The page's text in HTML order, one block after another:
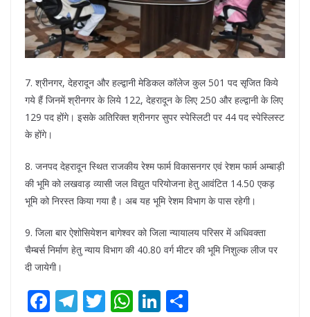
7. श्रीनगर, देहरादून और हल्द्वानी मेडिकल कॉलेज कुल 501 पद सृजित किये
गये हैं जिनमें श्रीनगर के लिये 122, देहरादून के लिए 250 और हल्द्वानी के लिए
129 पद होंगे। इसके अतिरिक्त श्रीनगर सुपर स्पेस्लिटी पर 44 पद स्पेस्लिस्ट
के होंगे।
8. जनपद देहरादून स्थित राजकीय रेश्म फार्म विकासनगर एवं रेशम फार्म अम्बाड़ी
की भूमि को लखवाड़ व्यासी जल विद्युत परियोजना हेतु आवंटित 14.50 एकड़
भूमि को निरस्त किया गया है। अब यह भूमि रेशम विभाग के पास रहेगी।
9. जिला बार ऐशोसियेशन बागेश्वर को जिला न्यायालय परिसर में अधिवक्ता
चैम्बर्स निर्माण हेतु न्याय विभाग की 40.80 वर्ग मीटर की भूमि निशुल्क लीज पर
दी जायेगी।
F T T W Li